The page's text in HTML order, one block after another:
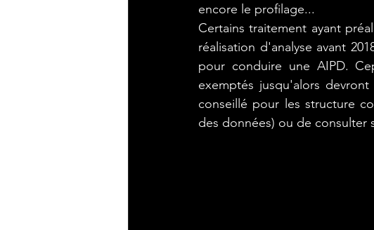
#E2_mettre_en_place_une_veille
# Sécuriser l'exploitation (ordinat
encore le profilage...
Certains traitement ayant
réalisation d'analyse avant
pour conduire une AIPD.
exemptés jusqu'alors
conseillé pour les structure
des données) ou de consulter